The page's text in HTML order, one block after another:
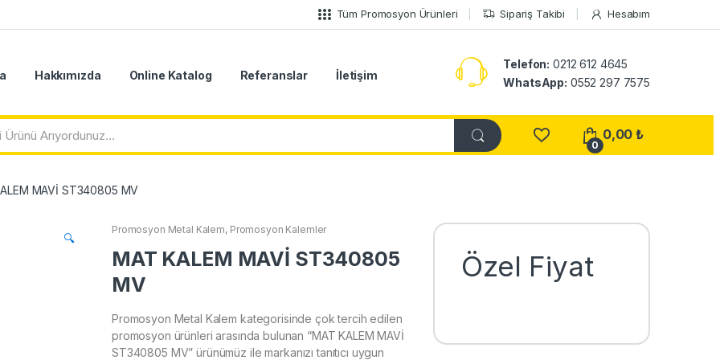
Tüm Promosyon Ürünleri Sipariş Takibi Hesabım
Hakkımızda Online Katalog Referanslar İletişim
Telefon: 0212 612 4645
WhatsApp: 0552 297 7575
0
0,00₺
MAVİ ST340805 MV
🔍
Promosyon Metal Kalem, Promosyon Kalemler
MAT KALEM MAVİ ST340805
MV
Promosyon Metal Kalem kategorisinde çok tercih edilen
promosyon ürünleri arasında bulunan “MAT KALEM MAVİ
ST340805 MV” ürünümüz ile markanızı tanıtıcı uygun
Özel Fiyat